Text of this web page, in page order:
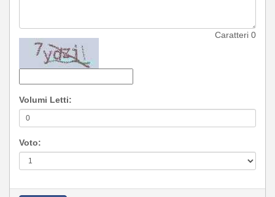
Caratteri 0
Volumi Letti:
Voto: